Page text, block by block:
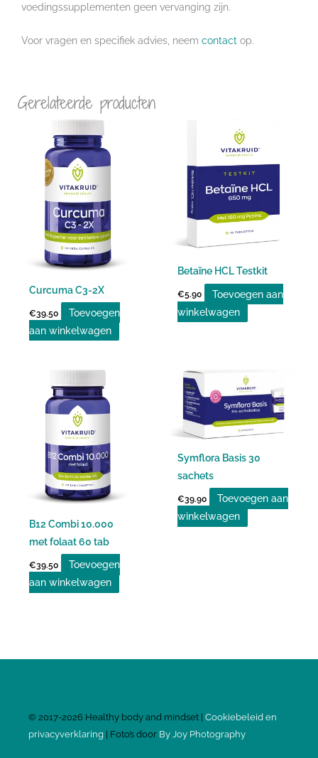
voedingssupplementen geen vervanging zijn.
Voor vragen en specifiek advies, neem contact op.
Gerelateerde producten
Curcuma C3-2X
€39.50
Toevoegen
aan winkelwagen
Betaïne HCL Testkit
€5.90
Toevoegen aan
winkelwagen
B12 Combi 10.000
met folaat 60 tab
€39.50
Toevoegen
aan winkelwagen
Symflora Basis 30
sachets
€39.90
Toevoegen aan
winkelwagen
© 2017-2026 Healthy body and mindset | Cookiebeleid en
privacyverklaring
| Foto’s door By Joy Photography